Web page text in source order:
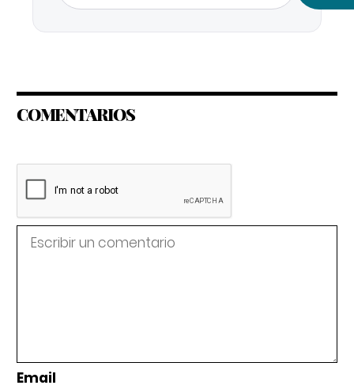
COMENTARIOS
Email